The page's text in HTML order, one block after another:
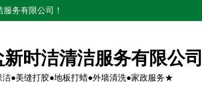
务有限公司！
时洁清洁服务有限公司
●美缝打胶●地板打蜡●外墙清洗●家政服务★